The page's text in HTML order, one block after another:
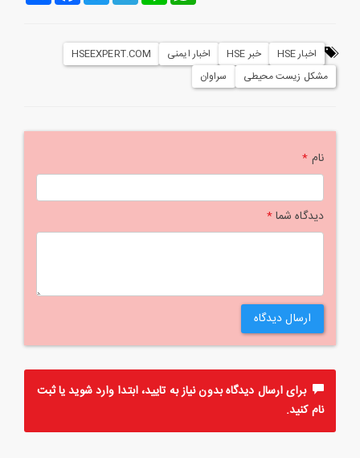
اخبار HSE خبر HSE اخبار ایمنی
HSEEXPERT.COM
مشکل زیست محیطی
سراوان
نام*
دیدگاه شما*
ارسال دیدگاه
برای ارسال دیدگاه بدون نیاز به تایید، ابتداواردشوید یاثبت
نامکنید.